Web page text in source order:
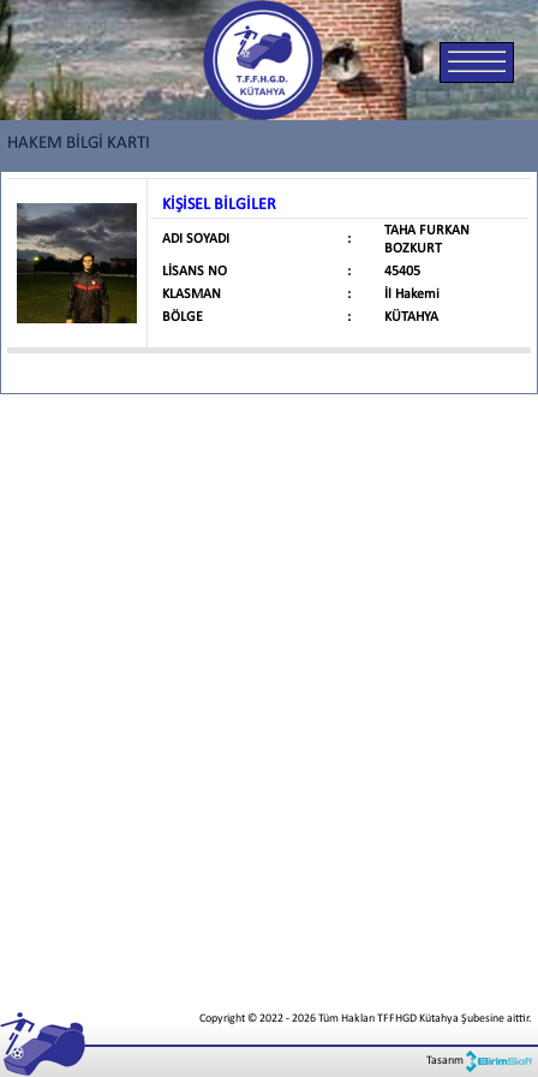
HAKEM BİLGİ KARTI
KİŞİSEL BİLGİLER
ADI SOYADI :
TAHA FURKAN
BOZKURT
LİSANS NO
:
45405
KLASMAN
:
İl Hakemi
BÖLGE
: KÜTAHYA
Copyright © 2022-2026Tüm Hakları TFFHGD Kütahya Şubesine aittir.
Tasarım